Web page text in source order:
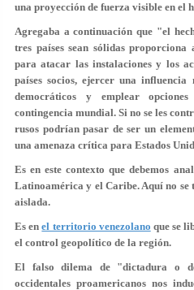
una proyección de fuerza visible en el
Agregaba a continuación que "el
tres países sean sólidas
para atacar las instalaciones y los
países socios, ejercer una
democráticos y emplear
contingencia mundial. Si no se les
rusos podrían pasar de ser un
una amenaza crítica para Estados
Es en este contexto que debemos
Latinoamérica y el Caribe. Aquí no se
aislada.
Es enel territorio venezolano que se
el control geopolítico de la región.
El falso dilema de "dictadura o
occidentales proamericanos nos